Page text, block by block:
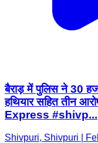
बैराड़ में पुलिस ने 30
हथियार सहित तीन
Express #shivp...
Shivpuri, Shivpuri |